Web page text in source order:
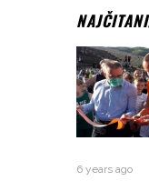
6 years ago